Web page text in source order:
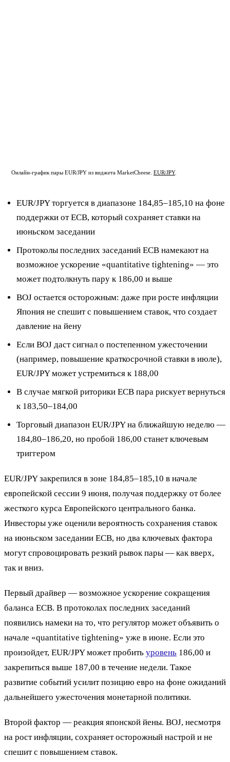
Онлайн-график пары EUR/JPY из виджета MarketCheese. EUR/JPY.
EUR/JPY торгуется в диапазоне 184,85–185,10 на фоне
поддержки от ECB, который сохраняет ставки на
июньском заседании
Протоколы последних заседаний ECB намекают на
возможное ускорение «quantitative tightening» — это
может подтолкнуть пару к 186,00 и выше
BOJ остается осторожным: даже при росте инфляции
Япония не спешит с повышением ставок, что создает
давление на йену
Если BOJ даст сигнал о постепенном ужесточении
(например, повышение краткосрочной ставки в июле),
EUR/JPY может устремиться к 188,00
В случае мягкой риторики ECB пара рискует вернуться
к 183,50–184,00
Торговый диапазон EUR/JPY на ближайшую неделю —
184,80–186,20, но пробой 186,00 станет ключевым
триггером
EUR/JPY закрепился в зоне 184,85–185,10 в начале
европейской сессии 9 июня, получая поддержку от более
жесткого курса Европейского центрального банка.
Инвесторы уже оценили вероятность сохранения ставок
на июньском заседании ECB, но два ключевых фактора
могут спровоцировать резкий рывок пары — как вверх,
так и вниз.
Первый драйвер — возможное ускорение сокращения
баланса ECB. В протоколах последних заседаний
появились намеки на то, что регулятор может объявить о
начале «quantitative tightening» уже в июне. Если это
произойдет, EUR/JPY может пробить уровень 186,00 и
закрепиться выше 187,00 в течение недели. Такое
развитие событий усилит позицию евро на фоне ожиданий
дальнейшего ужесточения монетарной политики.
Второй фактор — реакция японской йены. BOJ, несмотря
на рост инфляции, сохраняет осторожный настрой и не
спешит с повышением ставок.